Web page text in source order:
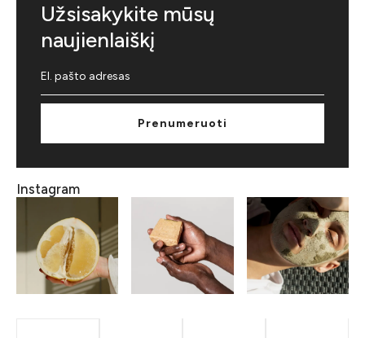
Užsisakykite mūsų
naujienlaiškį
Prenumeruoti
Instagram